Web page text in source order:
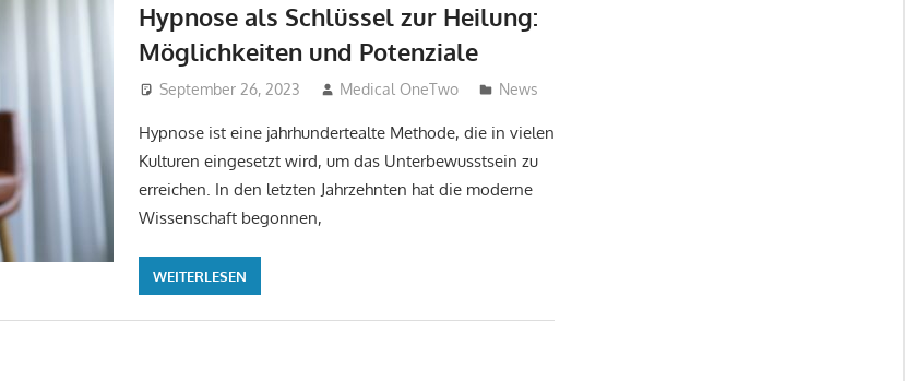
Hypnose als Schlüssel zur Heilung:
Möglichkeiten und Potenziale
September 26, 2023 Medical OneTwo News
Hypnose ist eine jahrhundertealte Methode, die in vielen
Kulturen eingesetzt wird, um das Unterbewusstsein zu
erreichen. In den letzten Jahrzehnten hat die moderne
Wissenschaft begonnen,
WEITERLESEN